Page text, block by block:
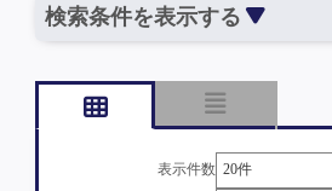
検索条件を表示する
表示件数